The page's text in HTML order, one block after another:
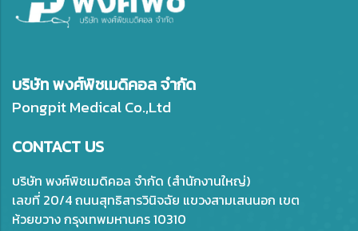
บริษัท พงศ์พิชเมดิคอล จำกัด
Pongpit Medical Co.,Ltd
CONTACT US
บริษัท พงศ์พิชเมดิคอล จำกัด (สำนักงานใหญ่)
เลขที่ 20/4 ถนนสุทธิสารวินิจฉัย แขวงสามเสนนอก เขต
ห้วยขวาง กรุงเทพมหานคร 10310